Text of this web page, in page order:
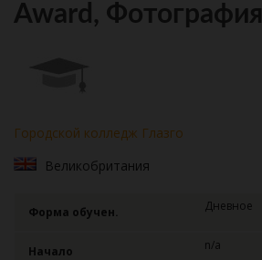
Award, Фотография
Городской колледж Глазго
Великобритания
Форма обучен. Дневное
Начало n/a